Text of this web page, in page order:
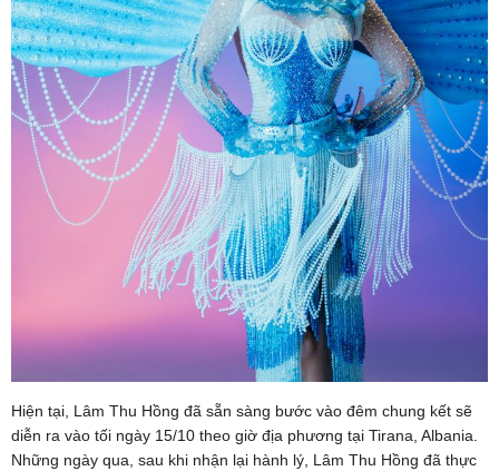
Hiện tại, Lâm Thu Hồng đã sẵn sàng bước vào đêm chung kết sẽ
diễn ra vào tối ngày 15/10 theo giờ địa phương tại Tirana, Albania.
Những ngày qua, sau khi nhận lại hành lý, Lâm Thu Hồng đã thực